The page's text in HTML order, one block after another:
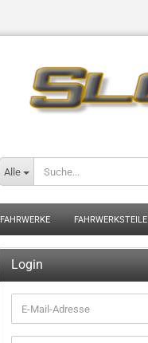
Alle
FAHRWERKE FAHRWERKSTEILE
Login
E-
Mail-
Adresse